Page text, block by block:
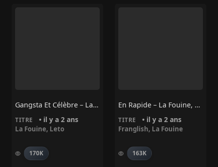
Gangsta Et Célèbre – La Fouine, Leto
TITRE • il y a 2 ans
La Fouine, Leto
170K
En Rapide – La Fouine, Franglish
TITRE • il y a 2 ans
Franglish, La Fouine
163K